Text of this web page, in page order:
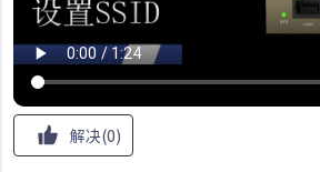
解决(0)